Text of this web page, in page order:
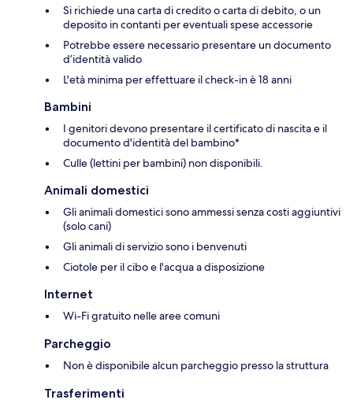
Si richiede una carta di credito o carta di debito, o un
deposito in contanti per eventuali spese accessorie
Potrebbe essere necessario presentare un documento
d’identità valido
L'età minima per effettuare il check-in è 18 anni
Bambini
I genitori devono presentare il certificato di nascita e il
documento d'identità del bambino*
Culle (lettini per bambini) non disponibili.
Animali domestici
Gli animali domestici sono ammessi senza costi aggiuntivi
(solo cani)
Gli animali di servizio sono i benvenuti
Ciotole per il cibo e l'acqua a disposizione
Internet
Wi-Fi gratuito nelle aree comuni
Parcheggio
Non è disponibile alcun parcheggio presso la struttura
Trasferimenti